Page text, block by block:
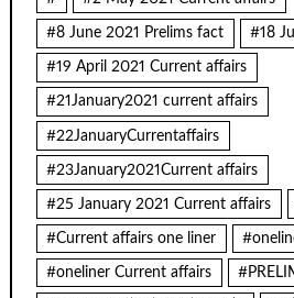
#8 June 2021 Prelims fact #18
#19 April 2021 Current affairs
#21January2021 current affairs
#22JanuaryCurrentaffairs
#23January2021Current affairs
#25 January 2021 Current affairs
#Current affairs one liner
#oneliner Current affairs